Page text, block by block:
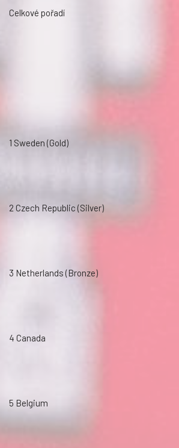
Celkové pořadí
1 Sweden (Gold)
2 Czech Republic (Silver)
3 Netherlands (Bronze)
4 Canada
5 Belgium